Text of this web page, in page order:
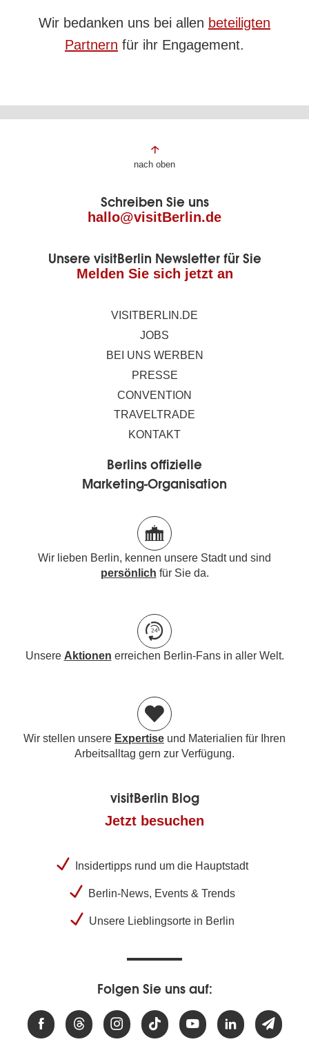
Wir bedanken uns bei allen beteiligten
Partnern für ihr Engagement.
Fußbereich
Seite
nach oben
Schreiben Sie uns
hallo@visitBerlin.de
Unsere visitBerlin Newsletter für Sie
Melden Sie sich jetzt an
VISITBERLIN.DE
JOBS
BEI UNS WERBEN
PRESSE
CONVENTION
TRAVELTRADE
KONTAKT
Berlins offizielle
Marketing-Organisation
Wir lieben Berlin, kennen unsere Stadt und sind
persönlich für Sie da.
Unsere Aktionen erreichen Berlin-Fans in aller Welt.
Wir stellen unsere Expertise und Materialien für Ihren
Arbeitsalltag gern zur Verfügung.
visitBerlin Blog
Jetzt besuchen
Insidertipps rund um die Hauptstadt
Berlin-News, Events & Trends
Unsere Lieblingsorte in Berlin
Folgen Sie uns auf: